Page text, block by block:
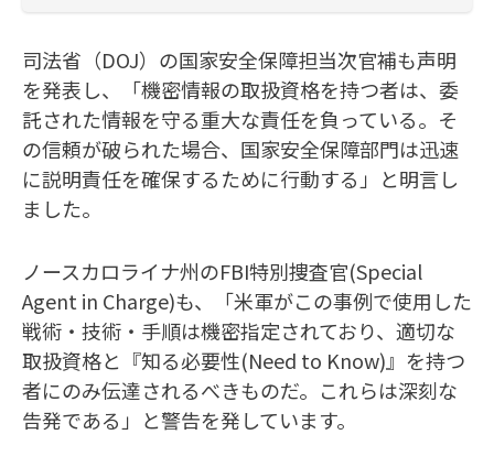
司法省（DOJ）の国家安全保障担当次官補も声明
を発表し、「機密情報の取扱資格を持つ者は、委
託された情報を守る重大な責任を負っている。そ
の信頼が破られた場合、国家安全保障部門は迅速
に説明責任を確保するために行動する」と明言し
ました。
ノースカロライナ州のFBI特別捜査官(Special
Agent in Charge)も、「米軍がこの事例で使用した
戦術・技術・手順は機密指定されており、適切な
取扱資格と『知る必要性(Need to Know)』を持つ
者にのみ伝達されるべきものだ。これらは深刻な
告発である」と警告を発しています。